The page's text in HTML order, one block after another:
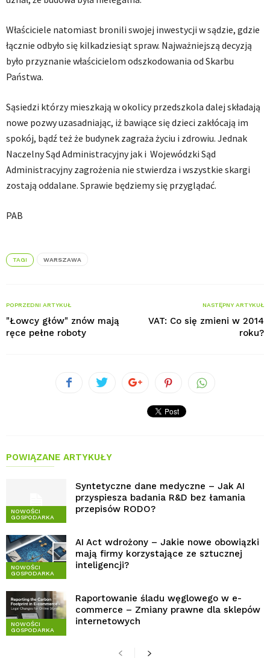
Właściciele natomiast bronili swojej inwestycji w sądzie, gdzie
łącznie odbyło się kilkadziesiąt spraw. Najważniejszą decyzją
było przyznanie właścicielom odszkodowania od Skarbu
Państwa.
Sąsiedzi którzy mieszkają w okolicy przedszkola dalej składają
nowe pozwy uzasadniając, iż bawiące się dzieci zakłócają im
spokój, bądź też że budynek zagraża życiu i zdrowiu. Jednak
Naczelny Sąd Administracyjny jak i Wojewódzki Sąd
Administracyjny zagrożenia nie stwierdza i wszystkie skargi
zostają oddalane. Sprawie będziemy się przyglądać.
PAB
TAGI WARSZAWA
POPRZEDNI ARTYKUŁ
"Łowcy głów" znów mają
ręce pełne roboty
NASTĘPNY ARTYKUŁ
VAT: Co się zmieni w 2014
roku?
POWIĄZANE ARTYKUŁY
NOWOŚCI
GOSPODARKA
Syntetyczne dane medyczne – Jak AI
przyspiesza badania R&D bez łamania
przepisów RODO?
NOWOŚCI
GOSPODARKA
AI Act wdrożony – Jakie nowe obowiązki
mają firmy korzystające ze sztucznej
inteligencji?
NOWOŚCI
GOSPODARKA
Raportowanie śladu węglowego w e-
commerce – Zmiany prawne dla sklepów
internetowych